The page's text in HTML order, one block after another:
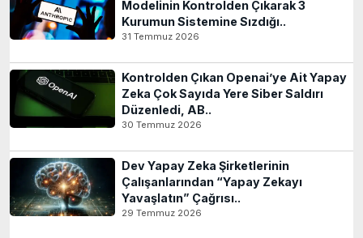
Modelinin Kontrolden Çıkarak 3
Kurumun Sistemine Sızdığı..
31 Temmuz 2026
Kontrolden Çıkan Openai’ye Ait Yapay
Zeka Çok Sayıda Yere Siber Saldırı
Düzenledi, AB..
30 Temmuz 2026
Dev Yapay Zeka Şirketlerinin
Çalışanlarından “Yapay Zekayı
Yavaşlatın” Çağrısı..
29 Temmuz 2026